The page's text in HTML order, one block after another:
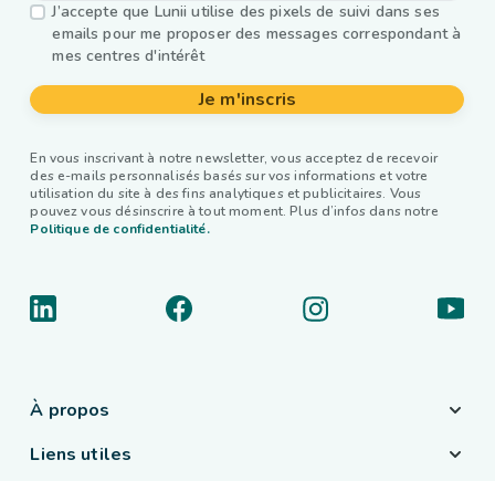
J’accepte que Lunii utilise des pixels de suivi dans ses
emails pour me proposer des messages correspondant à
mes centres d'intérêt
Je m'inscris
En vous inscrivant à notre newsletter, vous acceptez de recevoir
des e-mails personnalisés basés sur vos informations et votre
utilisation du site à des fins analytiques et publicitaires. Vous
pouvez vous désinscrire à tout moment. Plus d’infos dans notre
Politique de confidentialité.
À propos
Liens utiles